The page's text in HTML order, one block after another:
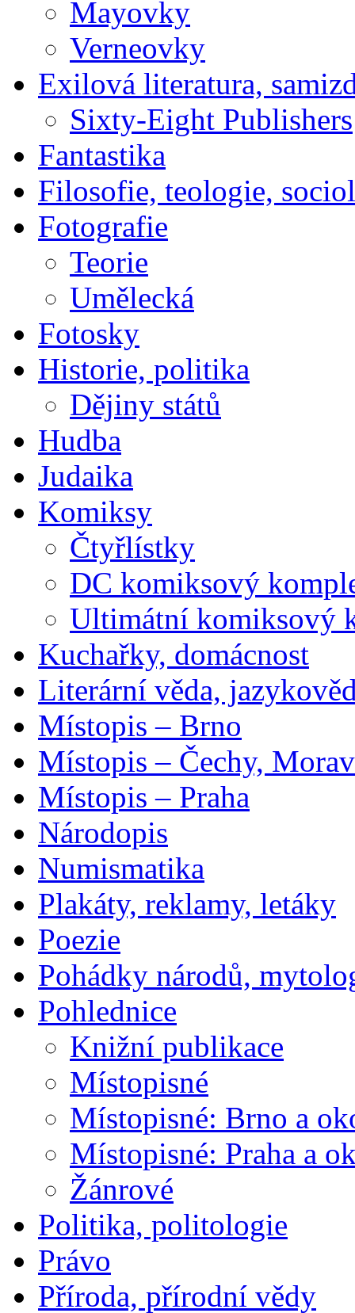
Mayovky
Verneovky
Exilová literatura,
Sixty-Eight Publishers
Fantastika
Filosofie, teologie,
Fotografie
Teorie
Umělecká
Fotosky
Historie, politika
Dějiny států
Hudba
Judaika
Komiksy
Čtyřlístky
DC komiksový
Ultimátní komiksový
Kuchařky, domácnost
Literární věda,
Místopis – Brno
Místopis – Čechy,
Místopis – Praha
Národopis
Numismatika
Plakáty, reklamy, letáky
Poezie
Pohádky národů,
Pohlednice
Knižní publikace
Místopisné
Místopisné: Brno a
Místopisné: Praha a
Žánrové
Politika, politologie
Právo
Příroda, přírodní vědy